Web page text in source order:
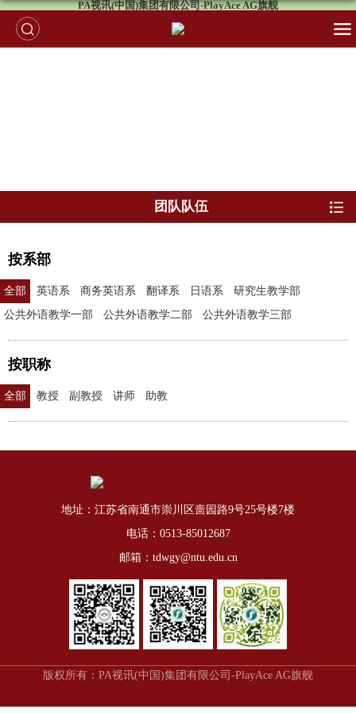
PA视讯(中国)集团有限公司-PlayAce AG旗舰
团队队伍
按系部
全部 英语系 商务英语系 翻译系 日语系
研究生教学部
公共外语教学一部
公共外语教学二部 公共外语教学三部
按职称
全部 教授 副教授 讲师 助教
地址：江苏省南通市崇川区啬园路9号25号楼7楼
电话：0513-85012687
邮箱：tdwgy@ntu.edu.cn
版权所有：PA视讯(中国)集团有限公司-PlayAce AG旗舰